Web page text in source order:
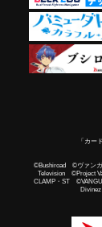
「カー
©Bushiroad ©ヴァンガ
Television ©Project
CLAMP・ST